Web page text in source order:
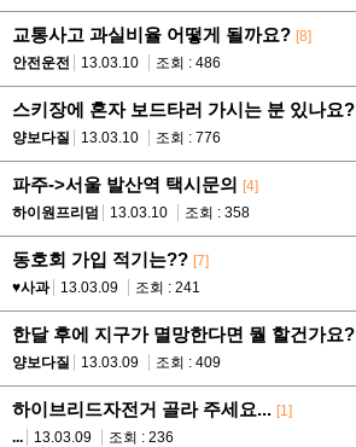
교통사고 과실비율 어떻게 될까요? [8]
안전운전
13.03.10 조회 : 486
스키장에 혼자 보드타러 가시는 분 있나요?
양보다질
13.03.10 조회 : 776
파주->서울 발산역 택시문의 [4]
하이원프리덤
13.03.10 조회 : 358
동호회 가입 적기는?? [7]
♥사과
13.03.09 조회 : 241
한달 후에 지구가 멸망한다면 뭘 할건가요?
양보다질
13.03.09 조회 : 409
하이브리드자전거 골라 주세요... [1]
...
13.03.09 조회 : 236